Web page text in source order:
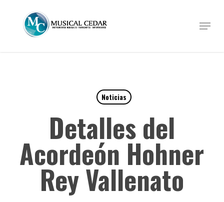
Menu
Noticias
Detalles del
Acordeón Hohner
Rey Vallenato
Close